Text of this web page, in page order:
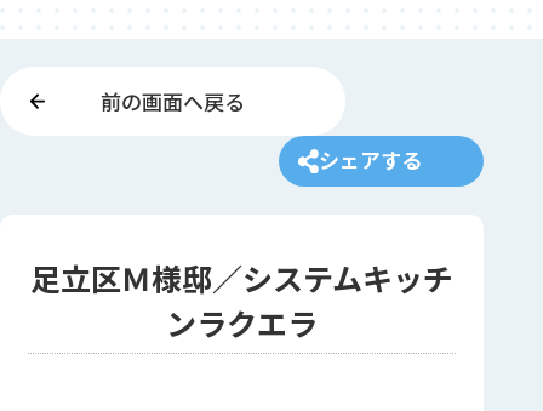
前の画面へ戻る
シェアする
足立区Ｍ様邸／システムキッチ
ンラクエラ